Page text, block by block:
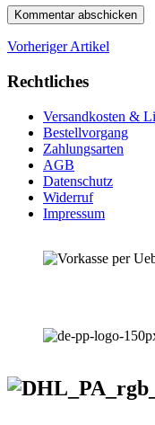
Vorheriger Artikel
Rechtliches
Versandkosten &
Bestellvorgang
Zahlungsarten
AGB
Datenschutz
Widerruf
Impressum